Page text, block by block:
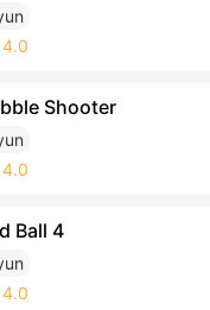
4.0
Shooter
4.0
Ball 4
4.0